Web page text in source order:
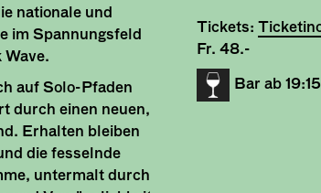
nationale und
im Spannungsfeld
Wave.
auf Solo-Pfaden
durch einen neuen,
Erhalten bleiben
die fesselnde
untermalt durch
Tickets:
Fr. 48.-
Bar ab